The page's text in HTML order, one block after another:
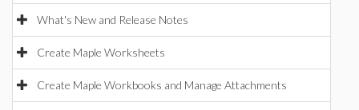
What's New and Release Notes
Create Maple Worksheets
Create Maple Workbooks and Manage Attachments